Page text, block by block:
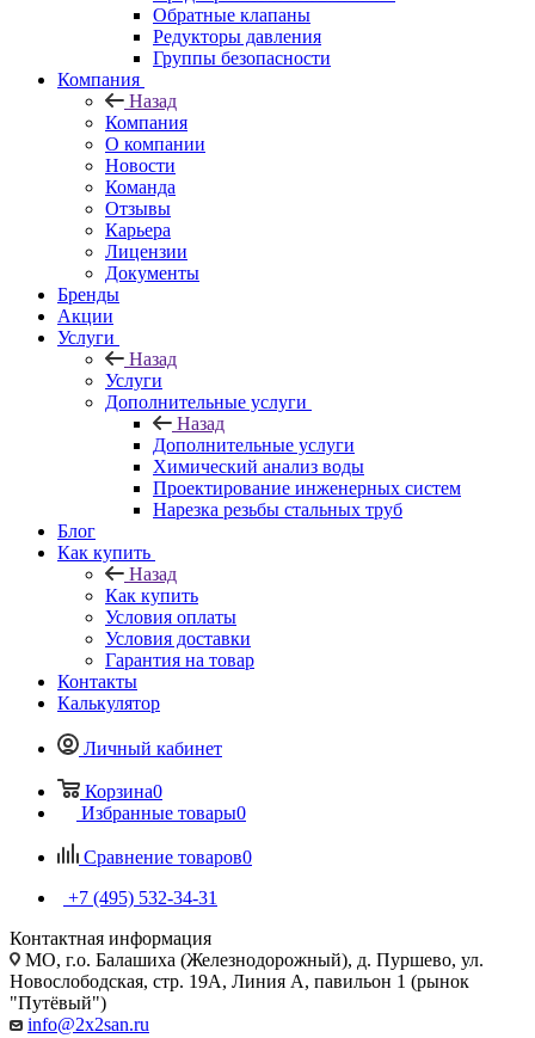
Обратные клапаны
Редукторы давления
Группы безопасности
Компания
Назад
Компания
О компании
Новости
Команда
Отзывы
Карьера
Лицензии
Документы
Бренды
Акции
Услуги
Назад
Услуги
Дополнительные услуги
Назад
Дополнительные услуги
Химический анализ воды
Проектирование инженерных систем
Нарезка резьбы стальных труб
Блог
Как купить
Назад
Как купить
Условия оплаты
Условия доставки
Гарантия на товар
Контакты
Калькулятор
Личный кабинет
Корзина0
Избранные товары0
Сравнение товаров0
+7 (495) 532‑34‑31
Контактная информация
МО, г.о. Балашиха (Железнодорожный), д. Пуршево, ул.
Новослободская, стр. 19А, Линия А, павильон 1 (рынок
"Путёвый")
info@2x2san.ru